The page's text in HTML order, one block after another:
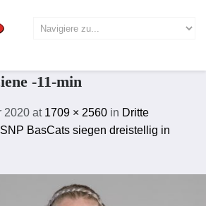
-11-min
2020 at 1709 × 2560 in Dritte
BasCats siegen dreistellig in